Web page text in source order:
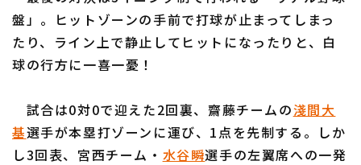
盤」。ヒットゾーンの手前で打球が止まってしまっ
たり、ライン上で静止してヒットになったりと、白
球の行方に一喜一憂！
試合は0対0で迎えた2回裏、齋藤チームの淺間大
基選手が本塁打ゾーンに運び、1点を先制する。しか
し3回表、宮西チーム・ 水谷瞬選手の左翼席への一発